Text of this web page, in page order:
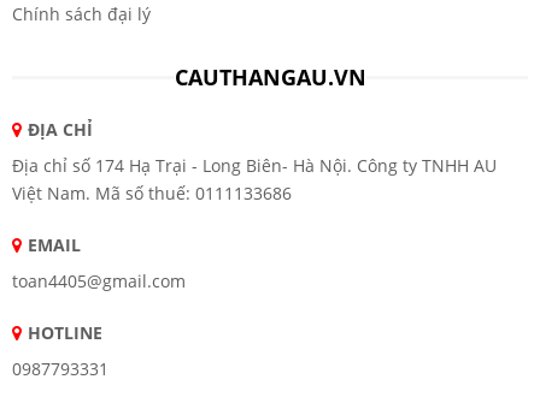
Chính sách đại lý
CAUTHANGAU.VN
ĐỊA CHỈ
Địa chỉ số 174 Hạ Trại - Long Biên- Hà Nội. Công ty TNHH AU
Việt Nam. Mã số thuế: 0111133686
EMAIL
toan4405@gmail.com
HOTLINE
0987793331